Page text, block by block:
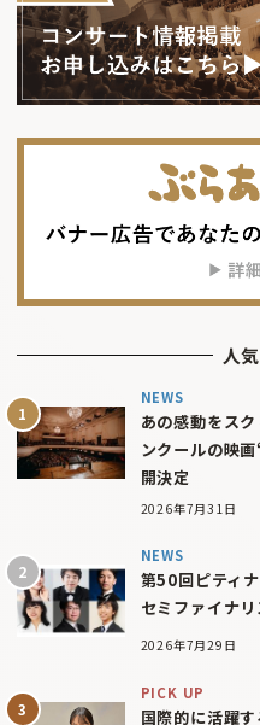
人
NEWS
あの感動をス
ンクールの映
開決定
2026年7月31日
NEWS
第50回ピティ
セミファイナ
2026年7月29日
PICK UP
国際的に活躍